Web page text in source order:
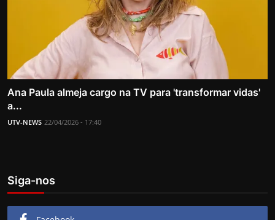
Ana Paula almeja cargo na TV para 'transformar vidas'
a...
UTV-NEWS 22/04/2026 - 17:40
Siga-nos